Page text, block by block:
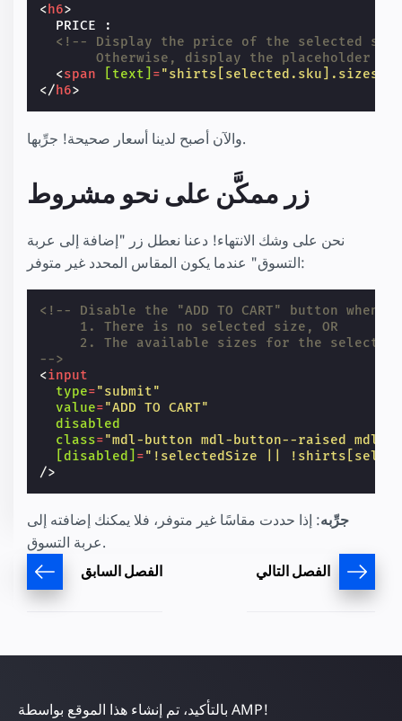
< h6>
  PRICE :
<!-- Display the price of the selected
Otherwise, display the placeholder
<span [text] =
</ h6>
والآن أصبح لدينا أسعار صحيحة! جرِّبها.
زر ممكَّن على نحو مشروط
نحن على وشك الانتهاء! دعنا نعطل زر "إضافة إلى عربة
التسوق" عندما يكون المقاس المحدد غير متوفر:
<!-- Disable the "ADD TO CART" button when:
     1. There is no selected size, OR
2. The available sizes for the
-->
<input
type="submit"
value="ADD TO CART"
disabled
class="mdl-button mdl-button--raised mdl-
[disabled] ="!selectedSize ||
/>
جرِّبه: إذا حددت مقاسًا غير متوفر، فلا يمكنك إضافته إلى
عربة التسوق.
الفصل السابق الفصل التالي
بالتأكيد، تم إنشاء هذا الموقع بواسطة AMP!